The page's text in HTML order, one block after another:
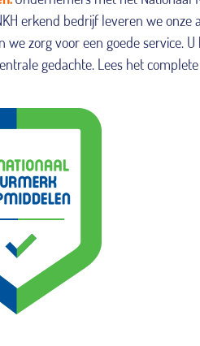
erkend bedrijf leveren we
zorg voor een goede service.
gedachte. Lees het